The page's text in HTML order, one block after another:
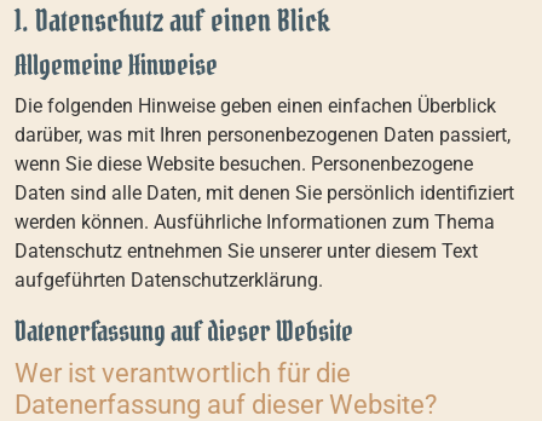
1. Datenschutz auf einen Blick
Allgemeine Hinweise
Die folgenden Hinweise geben einen einfachen Überblick
darüber, was mit Ihren personenbezogenen Daten passiert,
wenn Sie diese Website besuchen. Personenbezogene
Daten sind alle Daten, mit denen Sie persönlich identifiziert
werden können. Ausführliche Informationen zum Thema
Datenschutz entnehmen Sie unserer unter diesem Text
aufgeführten Datenschutzerklärung.
Datenerfassung auf dieser Website
Wer ist verantwortlich für die
Datenerfassung auf dieser Website?